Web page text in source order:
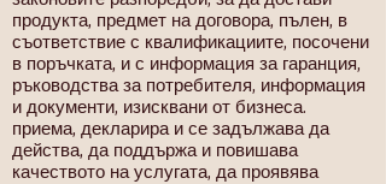
продукта, предмет на договора, пълен, в
съответствие с квалификациите, посочени
в поръчката, и с информация за гаранция,
ръководства за потребителя, информация
и документи, изисквани от бизнеса.
приема, декларира и се задължава да
действа, да поддържа и повишава
качеството на услугата, да проявява